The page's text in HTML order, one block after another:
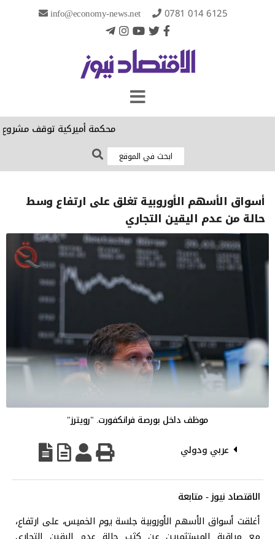
info@economy-news.net 0781 014 6125
محكمة أميركية توقف مشروع ترامب
أسواق الأسهم الأوروبية تغلق على ارتفاع وسط
حالة من عدم اليقين التجاري
موظف داخل بورصة فرانكفورت. "رويترز"
عربي ودولي
الاقتصاد نيوز - متابعة
أغلقت أسواق الأسهم الأوروبية جلسة يوم الخميس، على ارتفاع،